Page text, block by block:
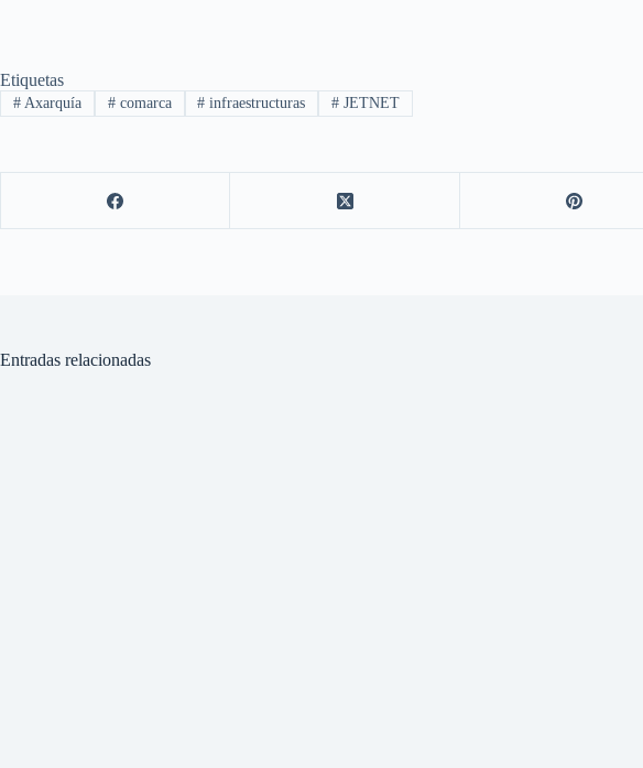
Etiquetas
#Axarquía #comarca # infraestructuras # JETNET
Entradas relacionadas